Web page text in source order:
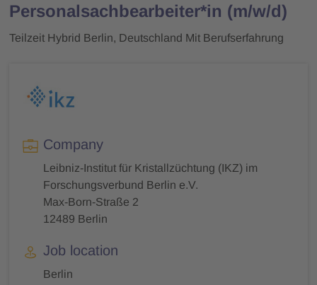
Personalsachbearbeiter*in (m/w/d)
Teilzeit Hybrid Berlin, Deutschland Mit Berufserfahrung
Company
Leibniz-Institut für Kristallzüchtung (IKZ) im
Forschungsverbund Berlin e.V.
Max-Born-Straße 2
12489 Berlin
Job location
Berlin